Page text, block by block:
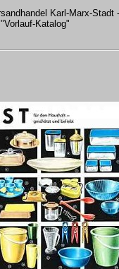
Karl-Marx-Stadt -
"Vorlauf-Katalog"